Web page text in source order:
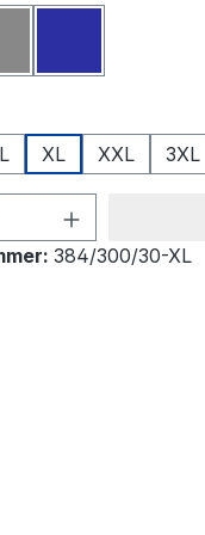
L XL XXL 3XL
Anzahl: Gib
384/300/30-XL